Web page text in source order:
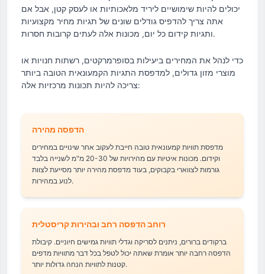
יכולים להיות שימושיים ליריד מלאכותיות או לעסק קטן, אבל אם
אתה צריך להדפיס גודלים שונים של תגיות מחיר מקצועיות
ותגיות קידום כל יום, מכונות אלה לעתים קרובות חסרות.
כדי לנהל את המחירים ביעילות בסופרמרקטים, רשתות חנויות או
מוצרי מזון גדולים, למדפסת התגיות הקמעונאית הטובה ביותר
צריכה להיות תכונות מרכזיות אלה:
הדפסה מהירה
מדפסת תוויות קמעונאית טובה חייבת לעקוב אחר שינויים במחירים
וקידום. מכונות איטיות עם מהירויות של 20-30 מ"מ לשנייה בלבד
גורמות לצווארי בקבוקים, בעוד מדפסת מהירה יותר מסייעת לצוות
לנוע במהירות.
רוחב הדפסה רחב ובהירות קריסטלית
ברקודים ברורים, ניתנים לסריקה וגדלי תוויות גמישים חיוניים. קיבולת
הדפסה רחבה יותר אומרת שאתה יכול לטפל בכל דבר מתוויות מדפים
קטנות לתוויות הנחה גדולות יותר.